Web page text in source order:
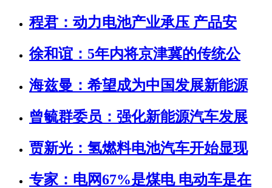
程君：动力电池产业承压 产品安
徐和谊：5年内将京津冀的传统公
海兹曼：希望成为中国发展新能源
曾毓群委员：强化新能源汽车发展
贾新光：氢燃料电池汽车开始显现
专家：电网67%是煤电 电动车是在